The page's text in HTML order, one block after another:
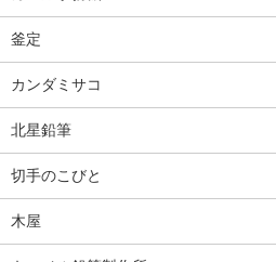
釜定
カンダミサコ
北星鉛筆
切手のこびと
木屋